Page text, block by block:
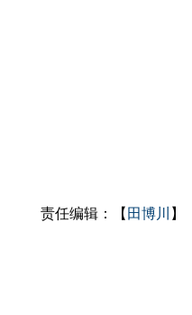
责任编辑：【 田博川 】